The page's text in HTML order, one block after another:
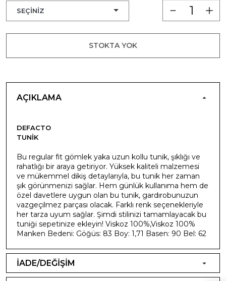
STOKTA YOK
AÇIKLAMA
DEFACTO
TUNIK
Bu regular fit gömlek yaka uzun kollu tunik, şıklığı ve
rahatlığı bir araya getiriyor. Yüksek kaliteli malzemesi
ve mükemmel dikiş detaylarıyla, bu tunik her zaman
şık görünmenizi sağlar. Hem günlük kullanıma hem de
özel davetlere uygun olan bu tunik, gardırobunuzun
vazgeçilmez parçası olacak. Farklı renk seçenekleriyle
her tarza uyum sağlar. Şimdi stilinizi tamamlayacak bu
tuniği sepetinize ekleyin! Viskoz 100%,Viskoz 100%
Manken Bedeni: Göğüs: 83 Boy: 1,71 Basen: 90 Bel: 62
İADE/DEĞİŞİM